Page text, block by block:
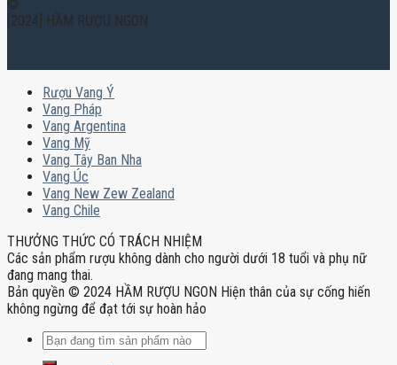
©
[2024] HẦM RƯỢU NGON
Rượu Vang Ý
Vang Pháp
Vang Argentina
Vang Mỹ
Vang Tây Ban Nha
Vang Úc
Vang New Zew Zealand
Vang Chile
THƯỞNG THỨC CÓ TRÁCH NHIỆM
Các sản phẩm rượu không dành cho người dưới 18 tuổi và phụ nữ
đang mang thai.
Bản quyền © 2024 HẦM RƯỢU NGON Hiện thân của sự cống hiến
không ngừng để đạt tới sự hoàn hảo
Tìm
kiếm: